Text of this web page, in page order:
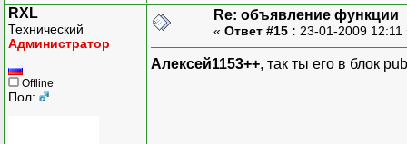
RXL
Технический
Администратор
Offline
Пол:
Re: объявление функции
« Ответ #15 : 23-01-2009
Алексей1153++, так ты его в блок